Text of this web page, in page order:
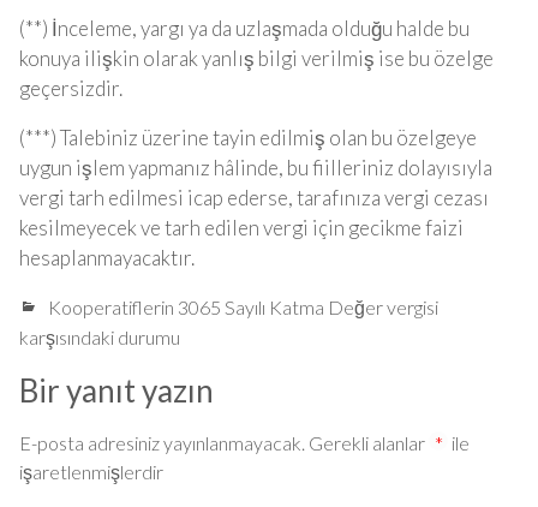
(**) İnceleme, yargı ya da uzlaşmada olduğu halde bu
konuya ilişkin olarak yanlış bilgi verilmiş ise bu özelge
geçersizdir.
(***) Talebiniz üzerine tayin edilmiş olan bu özelgeye
uygun işlem yapmanız hâlinde, bu fiilleriniz dolayısıyla
vergi tarh edilmesi icap ederse, tarafınıza vergi cezası
kesilmeyecek ve tarh edilen vergi için gecikme faizi
hesaplanmayacaktır.
Kooperatiflerin 3065 Sayılı Katma Değer vergisi
karşısındaki durumu
Bir yanıt yazın
E-posta adresiniz yayınlanmayacak. Gerekli alanlar * ile
işaretlenmişlerdir